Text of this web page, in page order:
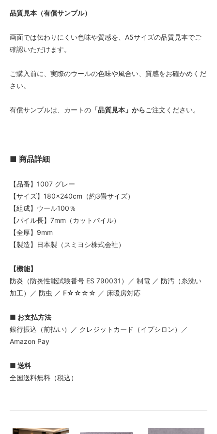
品質見本（有償サンプル）
画面では伝わりにくい色味や質感を、A5サイズの品質見本でご
確認いただけます。
ご購入前に、実際のウールの色味や風合い、質感をお確かめくだ
さい。
有償サンプルは、カートの 「品質見本」からご注文ください。
■ 商品詳細
【品番】1007 グレー
【サイズ】180×240cm（約3畳サイズ）
【組成】ウール100％
【パイル長】7mm（カットパイル）
【全厚】9mm
【製造】日本製（スミヨシ株式会社）
【機能】
防炎（防炎性能試験番号 ES 790031）／ 制電 ／ 防汚（糸洗い
加工）／ 防虫 ／ F☆☆☆☆ ／ 床暖房対応
■ お支払方法
銀行振込（前払い）／ クレジットカード（イプシロン）／
Amazon Pay
■ 送料
全国送料無料（税込）